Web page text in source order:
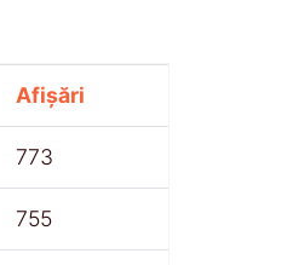
Afișări
773
755